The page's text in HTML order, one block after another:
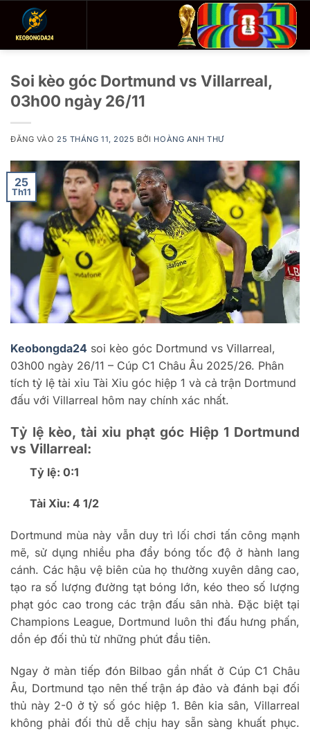
Soi kèo góc Dortmund vs Villarreal,
03h00 ngày 26/11
ĐĂNG VÀO25 THÁNG 11, 2025 BỞI HOÀNG ANH THƯ
25
Th11
Keobongda24 soi kèo góc Dortmund vs Villarreal,
03h00 ngày 26/11 – Cúp C1 Châu Âu 2025/26. Phân
tích tỷ lệ tài xỉu Tài Xỉu góc hiệp 1 và cả trận Dortmund
đấu với Villarreal hôm nay chính xác nhất.
Tỷ lệ kèo, tài xỉu phạt góc Hiệp 1 Dortmund
vs Villarreal:
Tỷ lệ: 0:1
Tài Xỉu: 4 1/2
Dortmund mùa này vẫn duy trì lối chơi tấn công mạnh
mẽ, sử dụng nhiều pha đẩy bóng tốc độ ở hành lang
cánh. Các hậu vệ biên của họ thường xuyên dâng cao,
tạo ra số lượngđường tạt bóng lớn, kéo theo số lượng
phạt góc cao trong các trậnđấu sân nhà.Đặc biệt tại
Champions League, Dortmund luôn thi đấu hưng phấn,
dồn ép đối thủ từ những phút đầu tiên.
Ngay ở màn tiếp đón Bilbao gần nhất ở Cúp C1 Châu
Âu, Dortmund tạo nên thế trận ápđảo vàđánh bạiđối
thủ này 2-0 ở tỷ số góc hiệp 1. Bên kia sân, Villarreal
không phải đối thủ dễ chịu hay sẵn sàng khuất phục.